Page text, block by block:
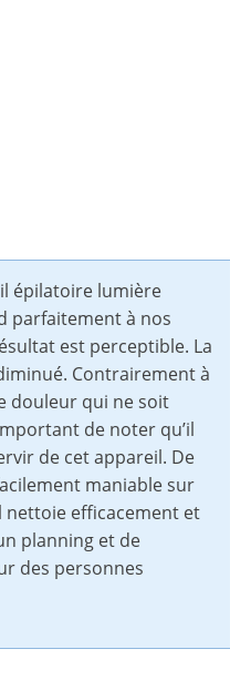
épilatoire lumière
parfaitement à nos
est perceptible. La
Contrairement à
douleur qui ne soit
de noter qu’il
de cet appareil. De
maniable sur
nettoie efficacement et
planning et de
des personnes